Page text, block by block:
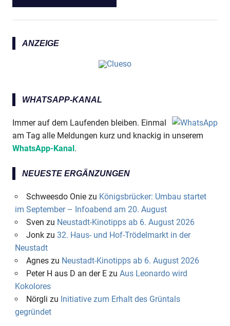
ANZEIGE
WHATSAPP-KANAL
Immer auf dem Laufenden bleiben. Einmal
am Tag alle Meldungen kurz und knackig in unserem
WhatsApp-Kanal.
NEUESTE ERGÄNZUNGEN
Schweesdo Oniezu Königsbrücker: Umbau startet
im September – Infoabend am 20. August
Sven zu Neustadt-Kinotipps ab 6. August 2026
Jonkzu 32. Haus- und Hof-Trödelmarkt in der
Neustadt
Agneszu Neustadt-Kinotipps ab 6. August 2026
Peter H aus D an der Ezu Aus Leonardo wird
Kokolores
Nörgli zu Initiative zum Erhalt des Grüntals
gegründet